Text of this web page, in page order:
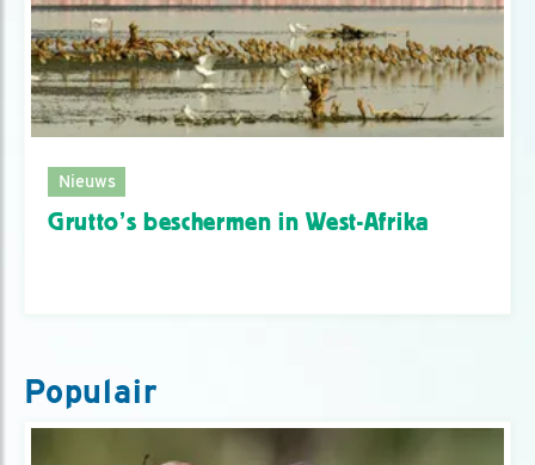
Nieuws
Grutto’s beschermen in West-Afrika
Populair